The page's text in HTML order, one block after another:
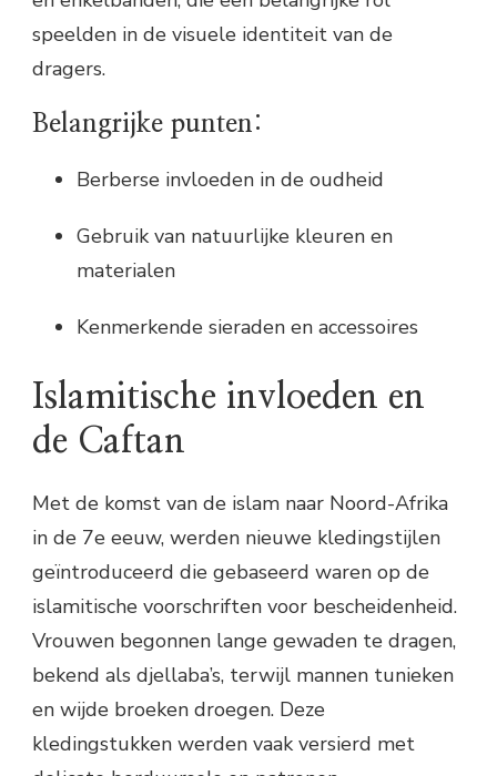
speelden in de visuele identiteit van de
dragers.
Belangrijke punten:
Berberse invloeden in de oudheid
Gebruik van natuurlijke kleuren en
materialen
Kenmerkende sieraden en accessoires
Islamitische invloeden en
de Caftan
Met de komst van de islam naar Noord-Afrika
in de 7e eeuw, werden nieuwe kledingstijlen
geïntroduceerd die gebaseerd waren op de
islamitische voorschriften voor bescheidenheid.
Vrouwen begonnen lange gewaden te dragen,
bekend als djellaba’s, terwijl mannen tunieken
en wijde broeken droegen. Deze
kledingstukken werden vaak versierd met